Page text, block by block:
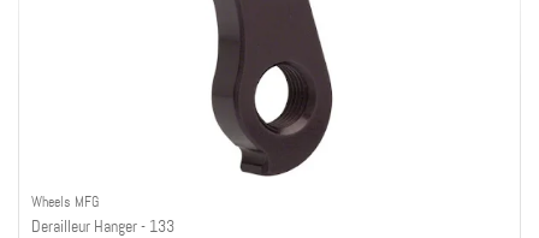
Wheels MFG
Derailleur Hanger - 133